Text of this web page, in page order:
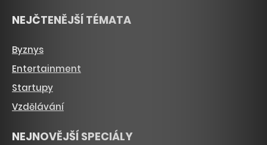
NEJČTENĚJŠÍ TÉMATA
Byznys
Entertainment
Startupy
Vzdělávání
NEJNOVĚJŠÍ SPECIÁLY